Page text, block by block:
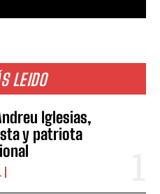
LEIDO
Iglesias,
y patriota